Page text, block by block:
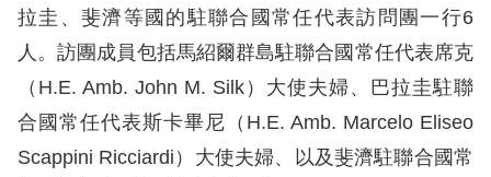
本
新
消
拉圭、斐濟等國的駐聯合國常任代表訪問團一行6
人。訪團成員包括馬紹爾群島駐聯合國常任代表席克
（H.E. Amb. John M. Silk）大使夫婦、巴拉圭駐聯
合國常任代表斯卡畢尼（H.E. Amb. Marcelo Eliseo
Scappini Ricciardi）大使夫婦、以及斐濟駐聯合國常